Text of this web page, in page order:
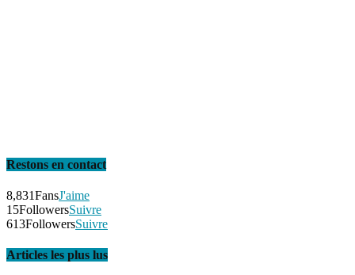
Restons en contact
8,831FansJ'aime
15FollowersSuivre
613FollowersSuivre
Articles les plus lus